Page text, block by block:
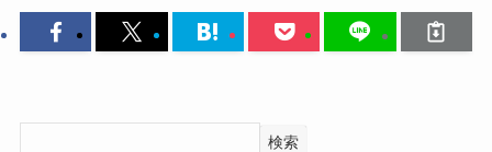
検索